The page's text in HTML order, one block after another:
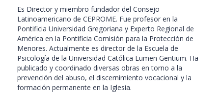
Es Director y miembro fundador del Consejo
Latinoamericano de CEPROME. Fue profesor en la
Pontificia Universidad Gregoriana y Experto Regional de
América en la Pontificia Comisión para la Protección de
Menores. Actualmente es director de la Escuela de
Psicología de la Universidad Católica Lumen Gentium. Ha
publicado y coordinado diversas obras en torno a la
prevención del abuso, el discernimiento vocacional y la
formación permanente en la Iglesia.